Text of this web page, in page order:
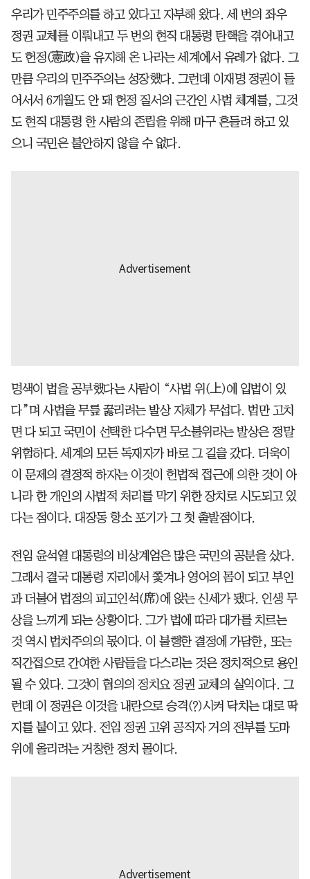
우리가 민주주의를 하고 있다고 자부해 왔다. 세 번의 좌우
정권 교체를 이뤄내고 두 번의 현직 대통령 탄핵을 겪어내고
도 헌정(憲政)을 유지해 온 나라는 세계에서 유례가 없다. 그
만큼 우리의 민주주의는 성장했다. 그런데 이재명 정권이 들
어서서 6개월도 안 돼 헌정 질서의 근간인 사법 체계를, 그것
도 현직 대통령 한 사람의 존립을 위해 마구 흔들려 하고 있
으니 국민은 불안하지 않을 수 없다.
명색이 법을 공부했다는 사람이 “사법 위(上)에 입법이 있
다”며 사법을 무릎 꿇리려는 발상 자체가 무섭다. 법만 고치
면 다 되고 국민이 선택한 다수면 무소불위라는 발상은 정말
위험하다. 세계의 모든 독재자가 바로 그 길을 갔다. 더욱이
이 문제의 결정적 하자는 이것이 헌법적 접근에 의한 것이 아
니라 한 개인의 사법적 처리를 막기 위한 장치로 시도되고 있
다는 점이다. 대장동 항소 포기가 그 첫 출발점이다.
전임 윤석열 대통령의 비상계엄은 많은 국민의 공분을 샀다.
그래서 결국 대통령 자리에서 쫓겨나 영어의 몸이 되고 부인
과 더불어 법정의 피고인석(席)에 앉는 신세가 됐다. 인생 무
상을 느끼게 되는 상황이다. 그가 법에 따라 대가를 치르는
것 역시 법치주의의 몫이다. 이 불행한 결정에 가담한, 또는
직간접으로 간여한 사람들을 다스리는 것은 정치적으로 용인
될 수 있다. 그것이 협의의 정치요 정권 교체의 실익이다. 그
런데 이 정권은 이것을 내란으로 승격(?)시켜 닥치는 대로 딱
지를 붙이고 있다. 전임 정권 고위 공직자 거의 전부를 도마
위에 올리려는 거창한 정치 몰이다.